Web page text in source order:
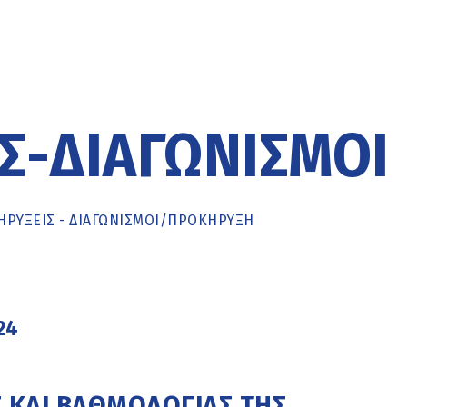
ΔΙΑΓΩΝΙΣΜΟΊ
- ΔΙΑΓΩΝΙΣΜΟΙ /ΠΡΟΚΉΡΥΞΗ